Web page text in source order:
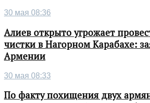
30 мая 08:36
Алиев открыто угрожает
чистки в Нагорном Карабахе:
Армении
30 мая 08:33
По факту похищения двух